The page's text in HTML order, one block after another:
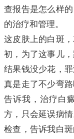
查报告是怎么样
的治疗和管理。
这皮肤上的白斑
初，为了这事儿
结果钱没少花，
真是走了不少弯
告诉我，治疗白
方，只会延误病
检查，告诉我白